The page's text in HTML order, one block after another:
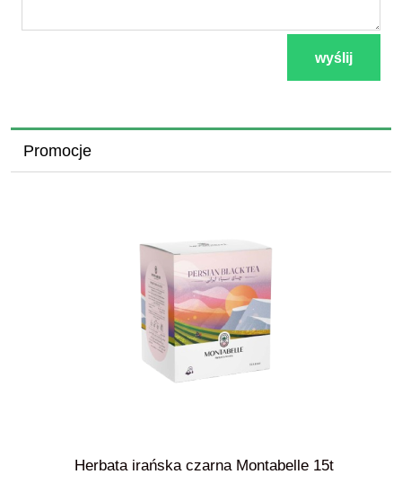
wyślij
Promocje
Herbata irańska czarna Montabelle 15t